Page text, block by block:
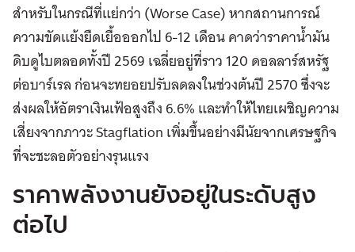
สำหรับในกรณีที่แย่กว่า (Worse Case) หากสถานการณ์
ความขัดแย้งยืดเยื้อออกไป 6-12 เดือน คาดว่าราคาน้ำมัน
ดิบดูไบตลอดทั้งปี 2569 เฉลี่ยอยู่ที่ราว 120 ดอลลาร์สหรัฐ
ต่อบาร์เรล ก่อนจะทยอยปรับลดลงในช่วงต้นปี 2570 ซึ่งจะ
ส่งผลให้อัตราเงินเฟ้อสูงถึง 6.6% และทำให้ไทยเผชิญความ
เสี่ยงจากภาวะ Stagflation เพิ่มขึ้นอย่างมีนัยจากเศรษฐกิจ
ที่จะชะลอตัวอย่างรุนแรง
ราคาพลังงานยังอยู่ในระดับสูง
ต่อไป